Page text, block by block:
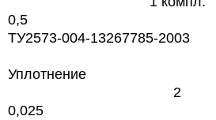
0,5
TУ2573-004-13267785-2003
Уплотнение
2
0,025